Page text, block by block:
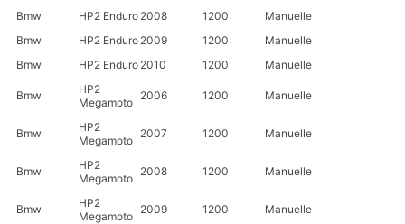
Bmw
HP2 Enduro 2008 1200
Manuelle
Bmw
HP2 Enduro 2009 1200
Manuelle
Bmw
HP2 Enduro 2010 1200 Manuelle
Bmw
HP2
Megamoto
2006 1200 Manuelle
Bmw
HP2
Megamoto
2007 1200 Manuelle
Bmw
HP2
Megamoto
2008 1200 Manuelle
Bmw
HP2
Megamoto
2009 1200 Manuelle